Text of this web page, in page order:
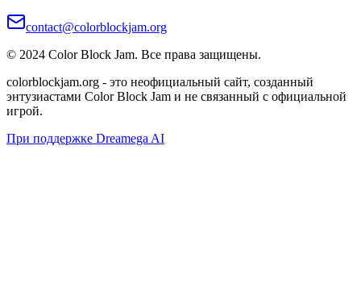
contact@colorblockjam.org
© 2024 Color Block Jam. Все права защищены.
colorblockjam.org - это неофициальный сайт, созданный
энтузиастами Color Block Jam и не связанный с официальной
игрой.
При поддержке Dreamega AI